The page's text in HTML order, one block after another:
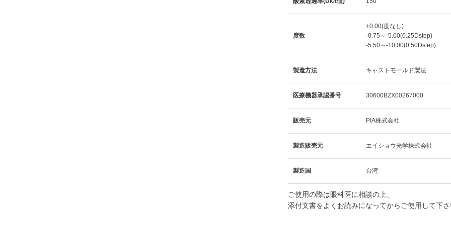
度数
±0.00(度なし)
-0.75～-5.00(0.25Dstep)
-5.50～-10.00(0.50Dstep)
製造方法 キャストモールド製法
医療機器承認番号 30600BZX00267000
販売元 PIA株式会社
製造販売元 エイショウ光学株式会社
製造国 台湾
ご使用の際は眼科医に相談の上、
添付文書をよくお読みになってからご使用して下